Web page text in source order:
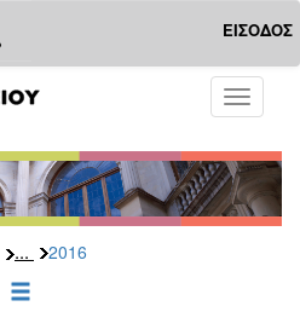
ΕΙΣΟΔΟΣ
Toggle
... 2016